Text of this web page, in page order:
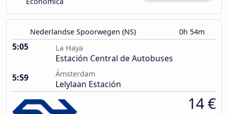
Nederlandse Spoorwegen (NS) 0h 54m
5:05 La Haya
Estación Central de Autobuses
5:59
Ámsterdam
Lelylaan Estación
14 €